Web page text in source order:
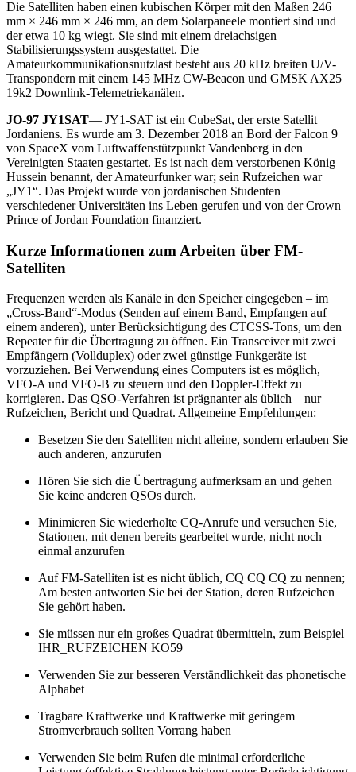
Die Satelliten haben einen kubischen Körper mit den Maßen 246
mm × 246 mm × 246 mm, an dem Solarpaneele montiert sind und
der etwa 10 kg wiegt. Sie sind mit einem dreiachsigen
Stabilisierungssystem ausgestattet. Die
Amateurkommunikationsnutzlast besteht aus 20 kHz breiten U/V-
Transpondern mit einem 145 MHz CW-Beacon und GMSK AX25
19k2 Downlink-Telemetriekanälen.
JO-97 JY1SAT— JY1-SAT ist ein CubeSat, der erste Satellit
Jordaniens. Es wurde am 3. Dezember 2018 an Bord der Falcon 9
von SpaceX vom Luftwaffenstützpunkt Vandenberg in den
Vereinigten Staaten gestartet. Es ist nach dem verstorbenen König
Hussein benannt, der Amateurfunker war; sein Rufzeichen war
„JY1“. Das Projekt wurde von jordanischen Studenten
verschiedener Universitäten ins Leben gerufen und von der Crown
Prince of Jordan Foundation finanziert.
Kurze Informationen zum Arbeiten über FM-
Satelliten
Frequenzen werden als Kanäle in den Speicher eingegeben – im
„Cross-Band“-Modus (Senden auf einem Band, Empfangen auf
einem anderen), unter Berücksichtigung des CTCSS-Tons, um den
Repeater für die Übertragung zu öffnen. Ein Transceiver mit zwei
Empfängern (Vollduplex) oder zwei günstige Funkgeräte ist
vorzuziehen. Bei Verwendung eines Computers ist es möglich,
VFO-A und VFO-B zu steuern und den Doppler-Effekt zu
korrigieren. Das QSO-Verfahren ist prägnanter als üblich – nur
Rufzeichen, Bericht und Quadrat. Allgemeine Empfehlungen:
Besetzen Sie den Satelliten nicht alleine, sondern erlauben Sie
auch anderen, anzurufen
Hören Sie sich die Übertragung aufmerksam an und gehen
Sie keine anderen QSOs durch.
Minimieren Sie wiederholte CQ-Anrufe und versuchen Sie,
Stationen, mit denen bereits gearbeitet wurde, nicht noch
einmal anzurufen
Auf FM-Satelliten ist es nicht üblich, CQ CQ CQ zu nennen;
Am besten antworten Sie bei der Station, deren Rufzeichen
Sie gehört haben.
Sie müssen nur ein großes Quadrat übermitteln, zum Beispiel
IHR_RUFZEICHEN KO59
Verwenden Sie zur besseren Verständlichkeit das phonetische
Alphabet
Tragbare Kraftwerke und Kraftwerke mit geringem
Stromverbrauch sollten Vorrang haben
Verwenden Sie beim Rufen die minimal erforderliche